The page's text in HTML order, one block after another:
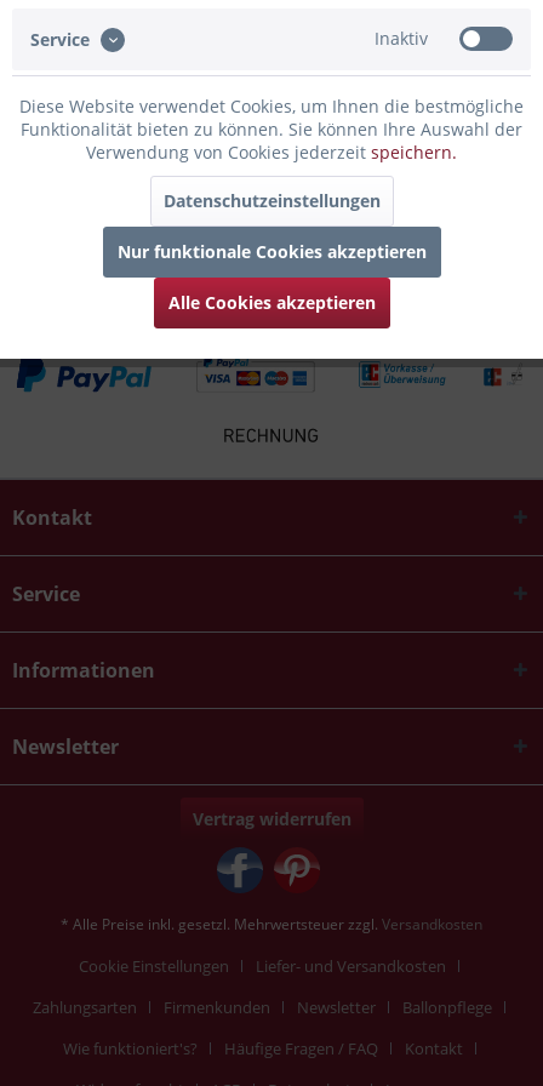
Bewertungen lesen, schreiben und diskutieren...
mehr
Infos zum Hersteller
Folgende Infos zum Hersteller sind verfübar......mehr
Kunden kauften auch
Kontakt
Service
Informationen
Newsletter
Vertrag widerrufen
* Alle Preise inkl. gesetzl. Mehrwertsteuer zzgl. Versandkosten
Cookie Einstellungen
Liefer- und Versandkosten
Zahlungsarten
Firmenkunden Newsletter
Ballonpflege
Wie funktioniert's?
Häufige Fragen / FAQ
Kontakt
Service Inaktiv
Diese Website verwendet Cookies, um Ihnen die bestmögliche
Funktionalität bieten zu können. Sie können Ihre Auswahl der
Verwendung von Cookies jederzeit speichern.
Datenschutzeinstellungen
Nur funktionale Cookies akzeptieren
Alle Cookies akzeptieren